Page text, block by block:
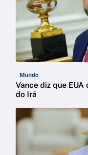
Mundo
Vance diz que
do Irã